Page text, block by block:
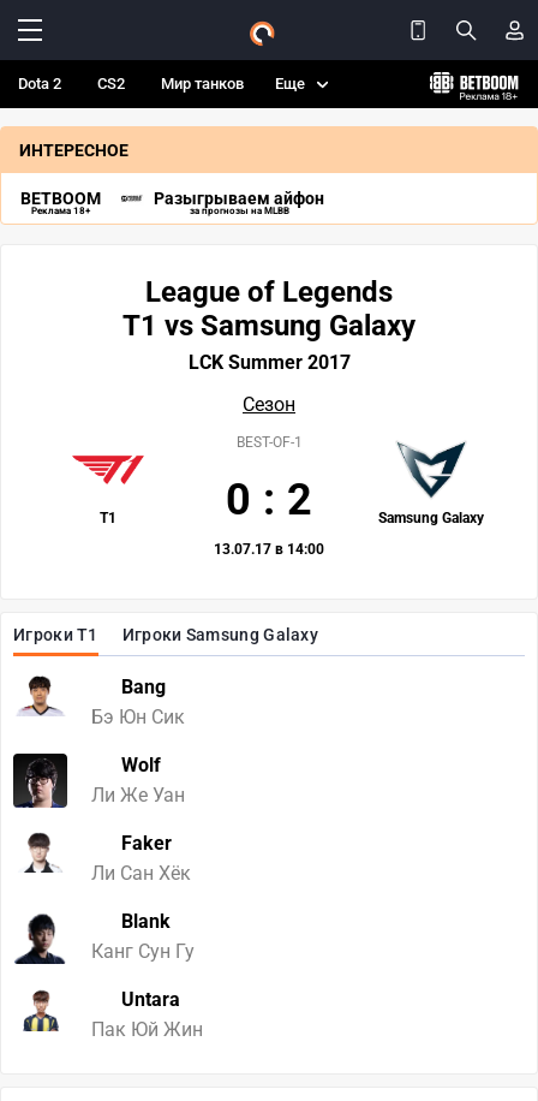
Dota 2 CS2 Мир танков Еще
ИНТЕРЕСНОЕ
BETBOOM
Реклама 18+
Разыгрываем айфон
за прогнозы на MLBB
Игроки T1 Игроки Samsung Galaxy
Bang
Бэ Юн Сик
Wolf
Ли Же Уан
Faker
Ли Сан Хёк
Blank
Канг Сун Гу
Untara
Пак Юй Жин
League of Legends
T1 vs Samsung Galaxy
LCK Summer 2017
Сезон
T1 Samsung Galaxy
BEST-OF-1
0 : 2
13.07.17 в 14:00